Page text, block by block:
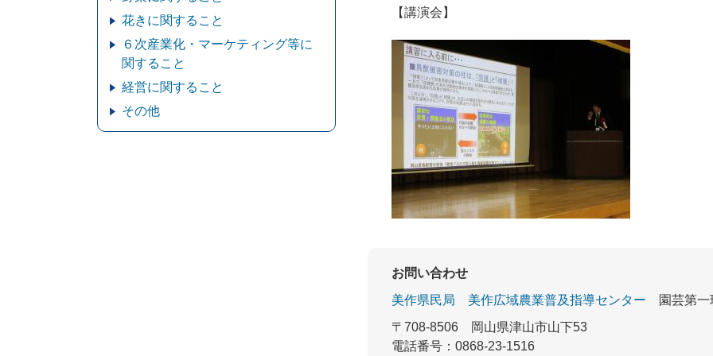
【講演会】
お問い合わせ
美作県民局
美作広域農業普及指導センター
園芸第一
〒708-8506
岡山県津山市山下53
電話番号：0868-23-1516
花きに関すること
６次産業化・マーケティング等に
関すること
経営に関すること
その他